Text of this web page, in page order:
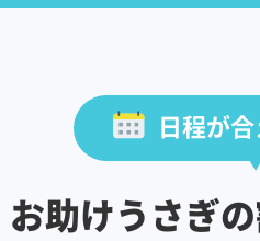
日程が
お助けうさぎ